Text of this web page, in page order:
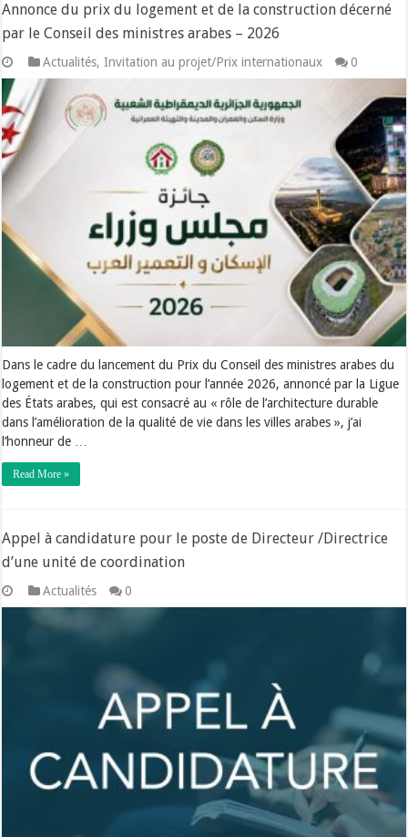
Annonce du prix du logement et de la construction décerné
par le Conseil des ministres arabes – 2026
Actualités,Invitation au projet/Prix internationaux 0
Dans le cadre du lancement du Prix du Conseil des ministres arabes du
logement et de la construction pour l’année 2026, annoncé par la Ligue
des États arabes, qui est consacré au « rôle de l’architecture durable
dans l’amélioration de la qualité de vie dans les villes arabes », j’ai
l’honneur de …
Read More »
Appel à candidature pour le poste de Directeur /Directrice
d’une unité de coordination
Actualités 0